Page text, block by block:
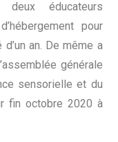
éducateurs
pour
an. De même a
générale
sensorielle et du
fin octobre 2020 à